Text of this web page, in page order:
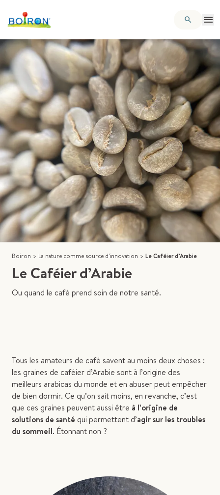
Boiron > La nature comme source d'innovation > Le Caféier d’Arabie
Le Caféier d’Arabie
Ou quand le café prend soin de notre santé.
Tous les amateurs de café savent au moins deux choses :
les graines de caféier d’Arabie sont à l’origine des
meilleurs arabicas du monde et en abuser peut empêcher
de bien dormir. Ce qu’on sait moins, en revanche, c’est
que ces graines peuvent aussi être à l’origine de
solutions de santé qui permettent d’agir sur les troubles
du sommeil. Étonnant non ?